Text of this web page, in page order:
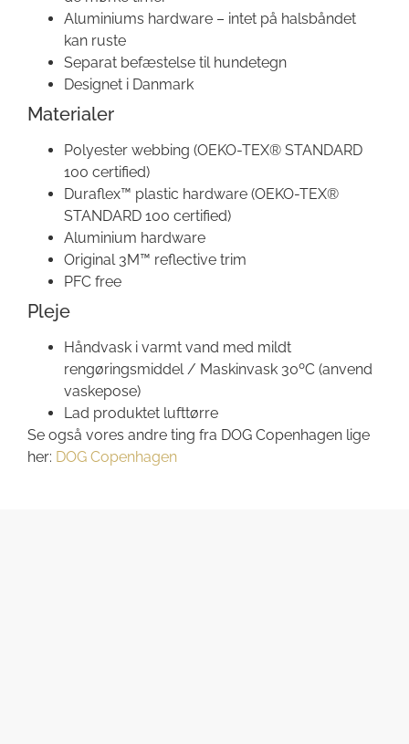
Aluminiums hardware – intet på halsbåndet
kan ruste
Separat befæstelse til hundetegn
Designet i Danmark
Materialer
Polyester webbing (OEKO-TEX® STANDARD
100 certified)
Duraflex™ plastic hardware (OEKO-TEX®
STANDARD 100 certified)
Aluminium hardware
Original 3M™ reflective trim
PFC free
Pleje
Håndvask i varmt vand med mildt
rengøringsmiddel / Maskinvask 30ºC (anvend
vaskepose)
Lad produktet lufttørre
Se også vores andre ting fra DOG Copenhagen lige
her: DOG Copenhagen